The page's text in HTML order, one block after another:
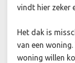
vindt hier zeker
Het dak is
van een
woning willen